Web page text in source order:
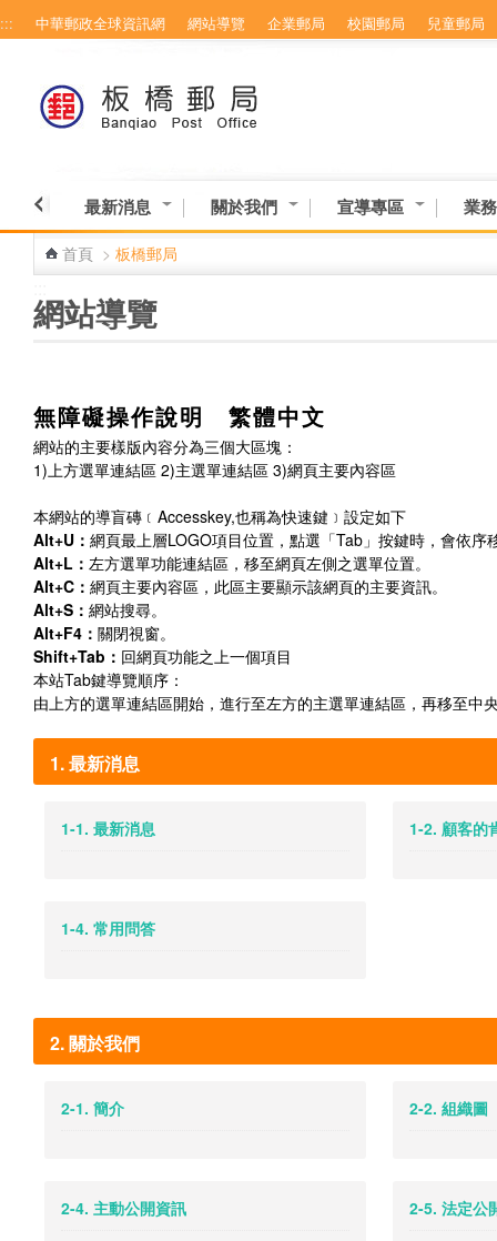
::: 中華郵政全球資訊網 網站導覽 企業郵局 校園郵局 兒童郵局
最新消息 關於我們 宣導專區 業
首頁 > 板橋郵局
網站導覽
無障礙操作說明 繁體中文
網站的主要樣版內容分為三個大區塊：
1)上方選單連結區 2)主選單連結區 3)網頁主要內容區
本網站的導盲磚﹝Accesskey,也稱為快速鍵﹞設定如下
Alt+U： 網頁最上層LOGO項目位置，點選「Tab」按鍵時，會依序
Alt+L： 左方選單功能連結區，移至網頁左側之選單位置。
Alt+C： 網頁主要內容區，此區主要顯示該網頁的主要資訊。
Alt+S： 網站搜尋。
Alt+F4： 關閉視窗。
Shift+Tab： 回網頁功能之上一個項目
本站Tab鍵導覽順序：
由上方的選單連結區開始，進行至左方的主選單連結區，再移至中
1. 最新消息
1-1. 最新消息 1-2. 顧客的
1-4. 常用問答
2. 關於我們
2-1. 簡介 2-2. 組織圖
2-4. 主動公開資訊 2-5. 法定公